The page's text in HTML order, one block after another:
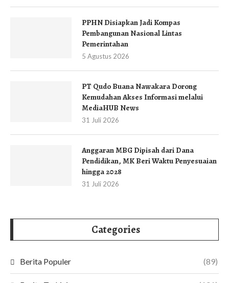
PPHN Disiapkan Jadi Kompas
Pembangunan Nasional Lintas
Pemerintahan
5 Agustus 2026
PT Qudo Buana Nawakara Dorong
Kemudahan Akses Informasi melalui
MediaHUB News
31 Juli 2026
Anggaran MBG Dipisah dari Dana
Pendidikan, MK Beri Waktu Penyesuaian
hingga 2028
31 Juli 2026
Categories
Berita Populer (89)